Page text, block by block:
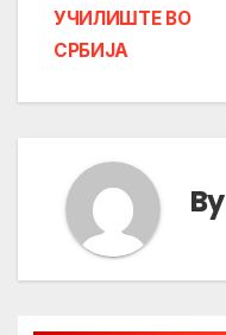
УЧИЛИШТЕ ВО
СРБИЈА
By